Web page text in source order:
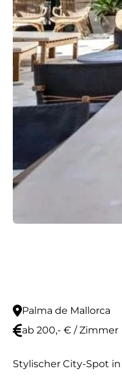
Palma de Mallorca
ab 200,- € / Zimmer
Stylischer City-Spot